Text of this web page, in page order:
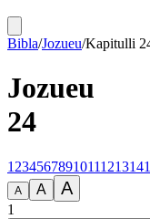
Bibla/Jozueu/Kapitulli
Jozueu
24
1 234567891011121314
A A A
1